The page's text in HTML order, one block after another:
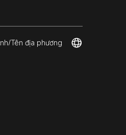
Tên địa phương